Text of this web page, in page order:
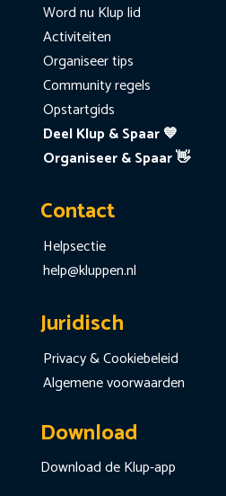
Word nu Klup lid
Activiteiten
Organiseer tips
Community regels
Opstartgids
Deel Klup & Spaar 💙
Organiseer & Spaar 👋
Contact
Helpsectie
help@kluppen.nl
Juridisch
Privacy & Cookiebeleid
Algemene voorwaarden
Download
Download de Klup-app